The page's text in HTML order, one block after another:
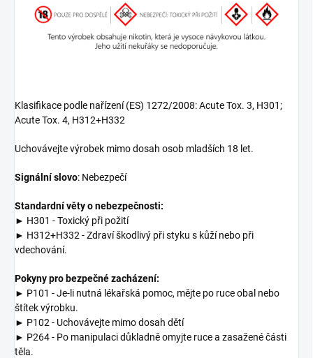
Klasifikace podle nařízení (ES) 1272/2008: Acute Tox. 3, H301;
Acute Tox. 4, H312+H332
Uchovávejte výrobek mimo dosah osob mladších 18 let.
Signální slovo: Nebezpečí
Standardní věty o nebezpečnosti:
► H301 - Toxický při požití
► H312+H332 - Zdraví škodlivý při styku s kůží nebo při
vdechování.
Pokyny pro bezpečné zacházení:
► P101 - Je-li nutná lékařská pomoc, mějte po ruce obal nebo
štítek výrobku.
► P102 - Uchovávejte mimo dosah dětí
► P264 - Po manipulaci důkladně omyjte ruce a zasažené části
těla.